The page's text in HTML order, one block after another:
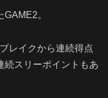
GAME2。
レイクから連続得点
続スリーポイントもあ